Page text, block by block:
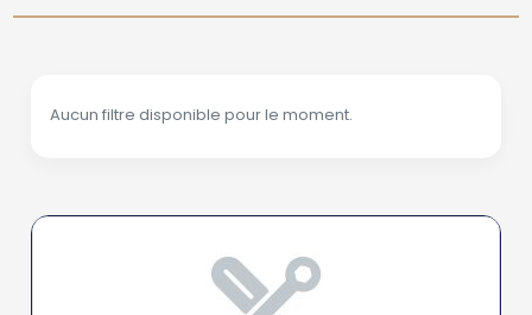
Aucun filtre disponible pour le moment.